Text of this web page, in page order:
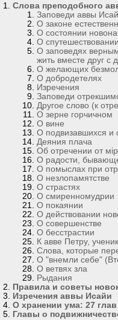
Слова преподобного
Заповеди аввы
О законе
О состоянии
О
О заповедях
жить вместе друг с
О желающих
О добродетелях
Изречения
Заповеди
Другое слово (к
О зерне горчичном
О вине
О подвизавшихся и
Деяния плача
Об отречении от
О радости,
О помыслах при
О незлопамятстве
О страстях
О смиренномудрии
О покаянии
О действовании
О совершенстве
О бесстрастии
К авве Петру,
Слова, которые
О "внемли себе"
О ветвях зла
Рыдания
Правила и советы
Изречения аввы Исайи
О хранении ума: 27 глав
Главы о